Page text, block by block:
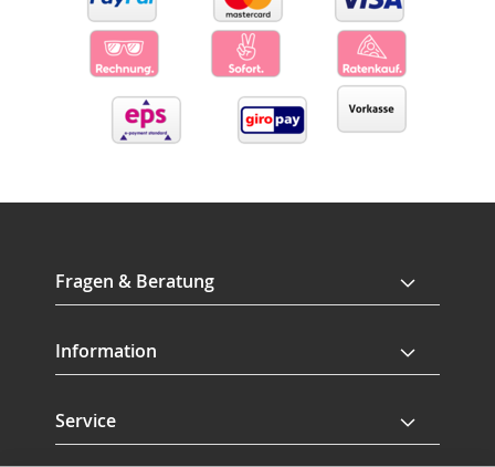
Fragen & Beratung
Information
Service